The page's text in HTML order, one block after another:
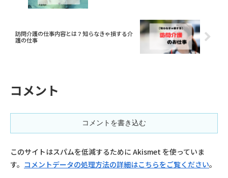
訪問介護の仕事内容とは？知らなきゃ損する介
護の仕事
コメント
コメントを書き込む
このサイトはスパムを低減するために Akismet を使っていま
す。 コメントデータの処理方法の詳細はこちらをご覧ください。